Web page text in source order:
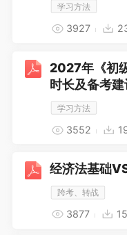
学习方法
3927
2027年《初
时长及备考建
学习方法
3552
经济法基础
跨考、转战
3877